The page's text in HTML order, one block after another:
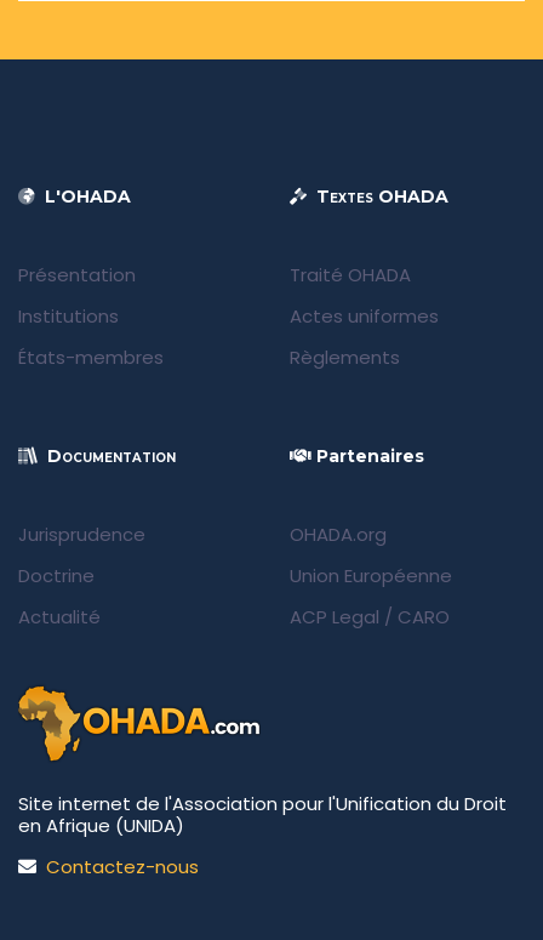
L'OHADA
Présentation
Institutions
États-membres
Textes OHADA
Traité OHADA
Actes uniformes
Règlements
Documentation
Jurisprudence
Doctrine
Actualité
Partenaires
OHADA.org
Union Européenne
ACP Legal / CARO
Site internet de l'Association pour l'Unification du Droit
en Afrique (UNIDA)
Contactez-nous